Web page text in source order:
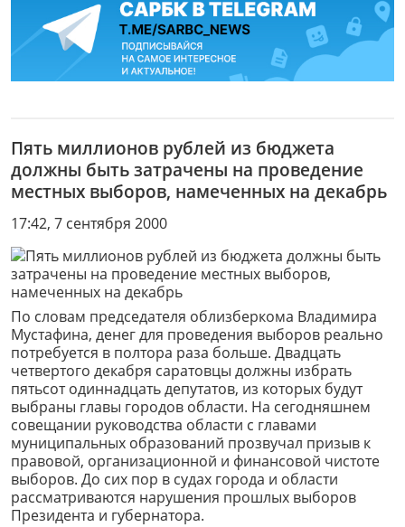
Пять миллионов рублей из бюджета
должны быть затрачены на проведение
местных выборов, намеченных на декабрь
17:42, 7 сентября 2000
По словам председателя облизберкома Владимира
Мустафина, денег для проведения выборов реально
потребуется в полтора раза больше. Двадцать
четвертого декабря саратовцы должны избрать
пятьсот одиннадцать депутатов, из которых будут
выбраны главы городов области. На сегодняшнем
совещании руководства области с главами
муниципальных образований прозвучал призыв к
правовой, организационной и финансовой чистоте
выборов. До сих пор в судах города и области
рассматриваются нарушения прошлых выборов
Президента и губернатора.